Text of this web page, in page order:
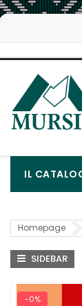
IL
Homepage
SIDEBAR
-0%